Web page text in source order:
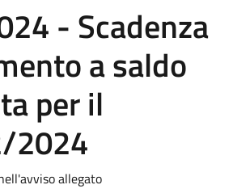
- Scadenza
a saldo
per il
2024
allegato